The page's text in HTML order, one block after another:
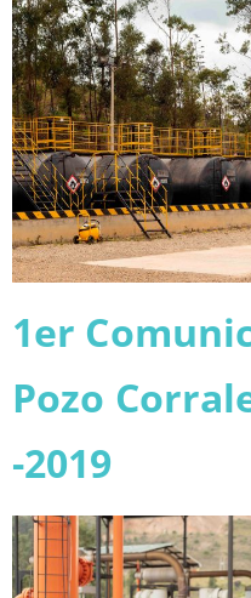
1er
Pozo
-2019